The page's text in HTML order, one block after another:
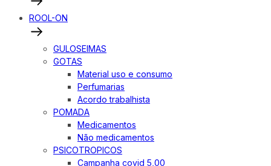
ROOL-ON
GULOSEIMAS
GOTAS
Material uso e consumo
Perfumarias
Acordo trabalhista
POMADA
Medicamentos
Não medicamentos
PSICOTROPICOS
Campanha covid 5,00